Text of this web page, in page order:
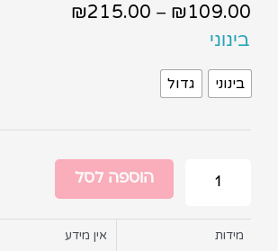
₪109.00
–
₪215.00
בינוני
בינוני גדול
הוספה לסל
מידות אין מידע